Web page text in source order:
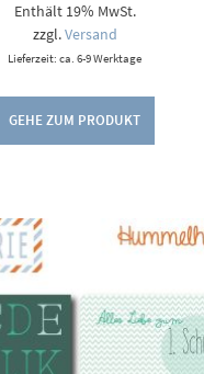
bis
Enthält 19% MwSt.
zzgl.Versand
Lieferzeit: ca. 6-9 Werktage
GEHE ZUM PRODUKT